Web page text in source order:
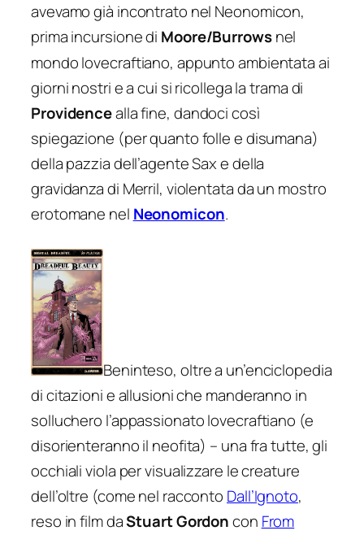
avevamo già incontrato nel Neonomicon,
prima incursione di Moore/Burrowsnel
mondo lovecraftiano, appunto ambientata ai
giorni nostri e a cui si ricollega la trama di
Providencealla fine, dandoci così
spiegazione (per quanto folle e disumana)
della pazzia dell’agente Sax e della
gravidanza di Merril, violentata da un mostro
erotomane nel Neonomicon.
Beninteso, oltre a un’enciclopedia
di citazioni e allusioni che manderanno in
solluchero l’appassionato lovecraftiano (e
disorienteranno il neofita) – una fra tutte, gli
occhiali viola per visualizzare le creature
dell’oltre (come nel racconto Dall’Ignoto,
reso in film daStuart Gordoncon From